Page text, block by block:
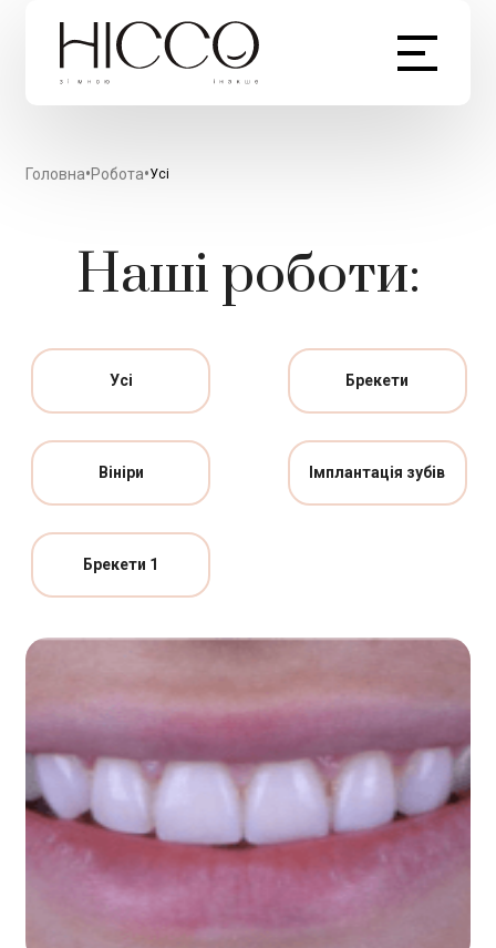
Головна•Робота•Усі
Наші роботи:
Усі Брекети
Вініри Імплантація зубів
Брекети 1